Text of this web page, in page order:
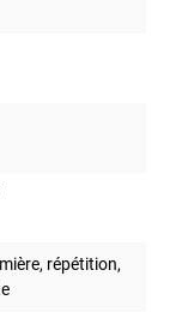
répétition,